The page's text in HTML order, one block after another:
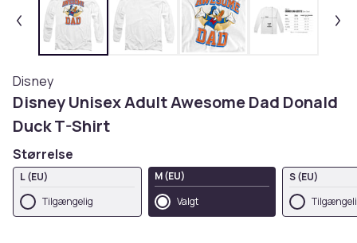
Disney
Disney Unisex Adult Awesome Dad Donald
Duck T-Shirt
Størrelse
L (EU)
Tilgængelig
M (EU)
Valgt
S (EU)